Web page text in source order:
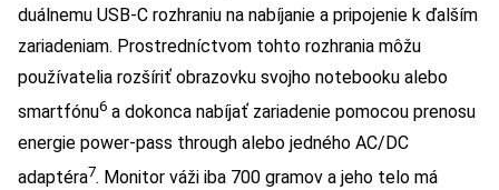
duálnemu USB-C rozhraniu na nabíjanie a pripojenie k ďalším
zariadeniam. Prostredníctvom tohto rozhrania môžu
používatelia rozšíriť obrazovku svojho notebooku alebo
smartfónu6 a dokonca nabíjať zariadenie pomocou prenosu
energie power-pass through alebo jedného AC/DC
adaptéra7. Monitor váži iba 700 gramov a jeho telo má